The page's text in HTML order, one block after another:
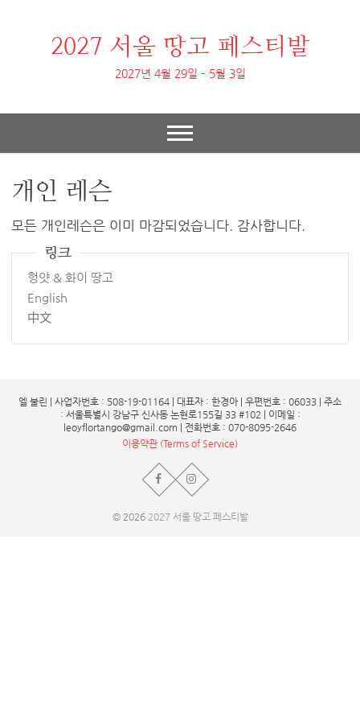
2027 서울 땅고 페스티발
2027년 4월 29일 – 5월 3일
개인 레슨
모든 개인레슨은 이미 마감되었습니다. 감사합니다.
링크
헝얏 & 화이 땅고
English
中文
엘 불린 | 사업자번호 : 508-19-01164 | 대표자 : 한경아 | 우편번호 : 06033 | 주소
: 서울특별시 강남구 신사동 논현로155길 33 #102 | 이메일 :
leoyflortango@gmail.com | 전화번호 : 070-8095-2646
이용약관 (Terms of Service)
© 2026 2027 서울 땅고 페스티발